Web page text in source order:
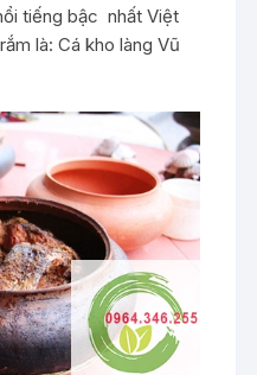
tiếng bậc nhất Việt
là: Cá kho làng Vũ